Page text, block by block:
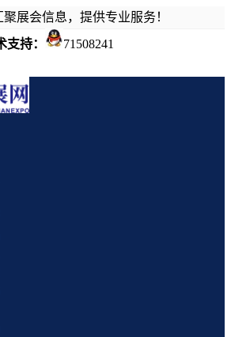
展会信息，提供专业服务！
支持：
71508241